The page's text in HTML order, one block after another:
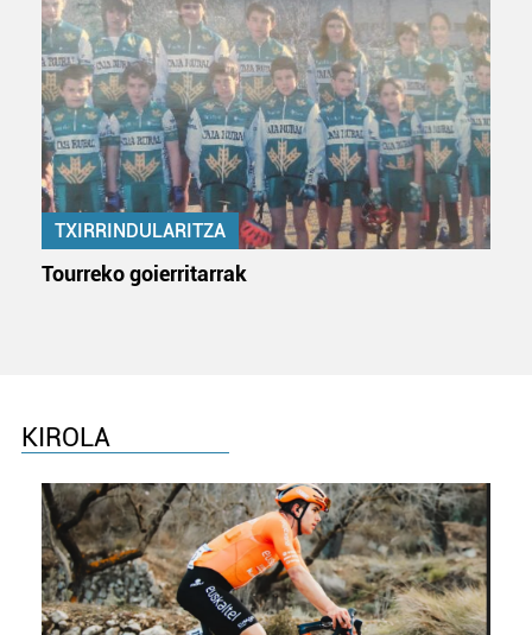
TXIRRINDULARITZA
Tourreko goierritarrak
KIROLA